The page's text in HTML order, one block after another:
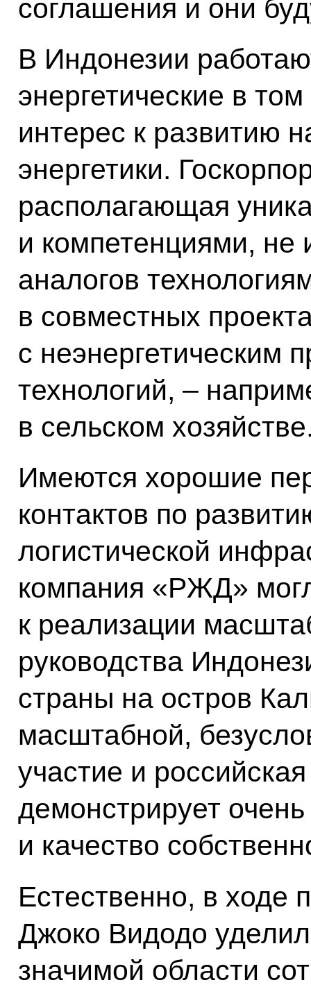
соглашения и они
В Индонезии
энергетические в
интерес к развитию
энергетики.
располагающая
и компетенциями,
аналогов
в совместных
с неэнергетическим
технологий, –
в сельском
Имеются хорошие
контактов по
логистической
компания «РЖД»
к реализации
руководства
страны на остров
масштабной,
участие и
демонстрирует
и качество
Естественно, в ходе
Джоко Видодо
значимой области